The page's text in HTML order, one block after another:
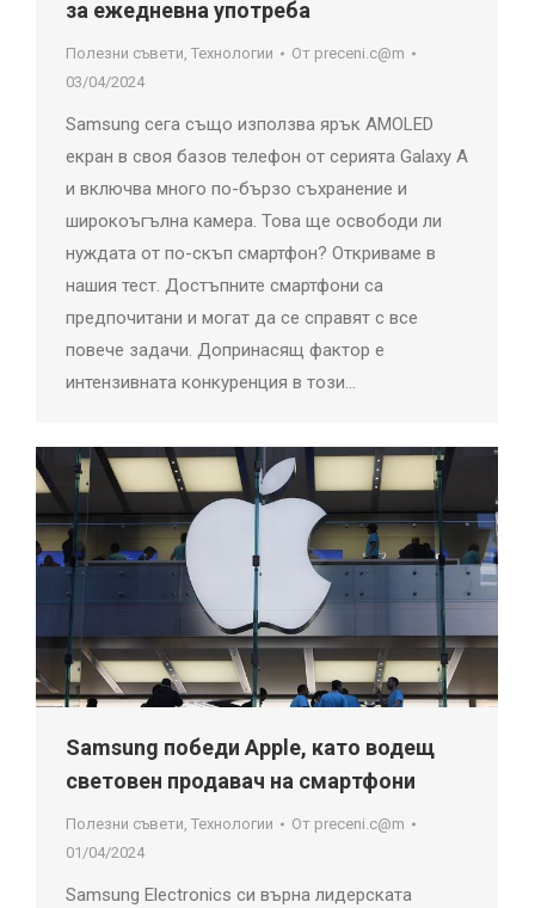
за ежедневна употреба
Полезни съвети, Технологии От preceni.c@m
03/04/2024
Samsung сега също използва ярък AMOLED
екран в своя базов телефон от серията Galaxy A
и включва много по-бързо съхранение и
широкоъгълна камера. Това ще освободи ли
нуждата от по-скъп смартфон? Откриваме в
нашия тест. Достъпните смартфони са
предпочитани и могат да се справят с все
повече задачи. Допринасящ фактор е
интензивната конкуренция в този…
Samsung победи Apple, като водещ
световен продавач на смартфони
Полезни съвети Технологии От preceni.c@m
01/04/2024
Samsung Electronics си върна лидерската